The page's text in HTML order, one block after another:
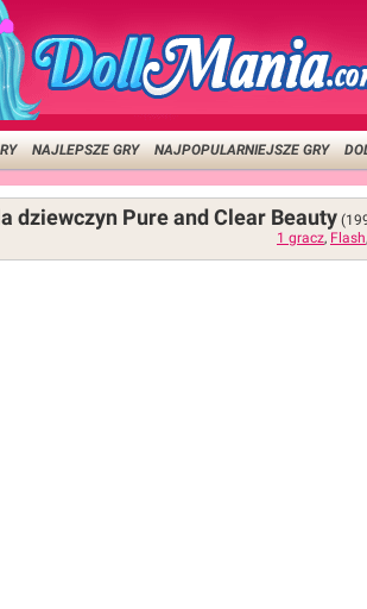
NAJLEPSZE GRY NAJPOPULARNIEJSZE GRY
dziewczyn Pure and Clear Beauty
1 gracz, Flash